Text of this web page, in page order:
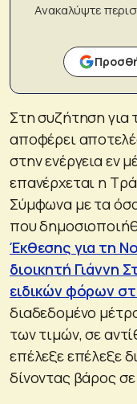
Ανακαλύψτε
Στη συζήτηση για
αποφέρει
στην ενέργεια εν
επανέρχεται η
Σύμφωνα με τα
που
Έκθεσης για τη
διοικητή Γιάννη
ειδικών φόρων
διαδεδομένο
των τιμών, σε
επέλεξε επέλεξε
δίνοντας βάρος σε